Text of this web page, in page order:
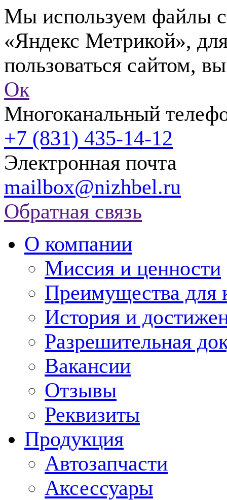
Мы используем файлы
«Яндекс Метрикой»,
пользоваться сайтом,
Ок
Многоканальный
+7 (831) 435-14-12
Электронная почта
mailbox@nizhbel.ru
Обратная связь
О компании
Миссия и ценности
Преимущества для
История и
Разрешительная
Вакансии
Отзывы
Реквизиты
Продукция
Автозапчасти
Аксессуары